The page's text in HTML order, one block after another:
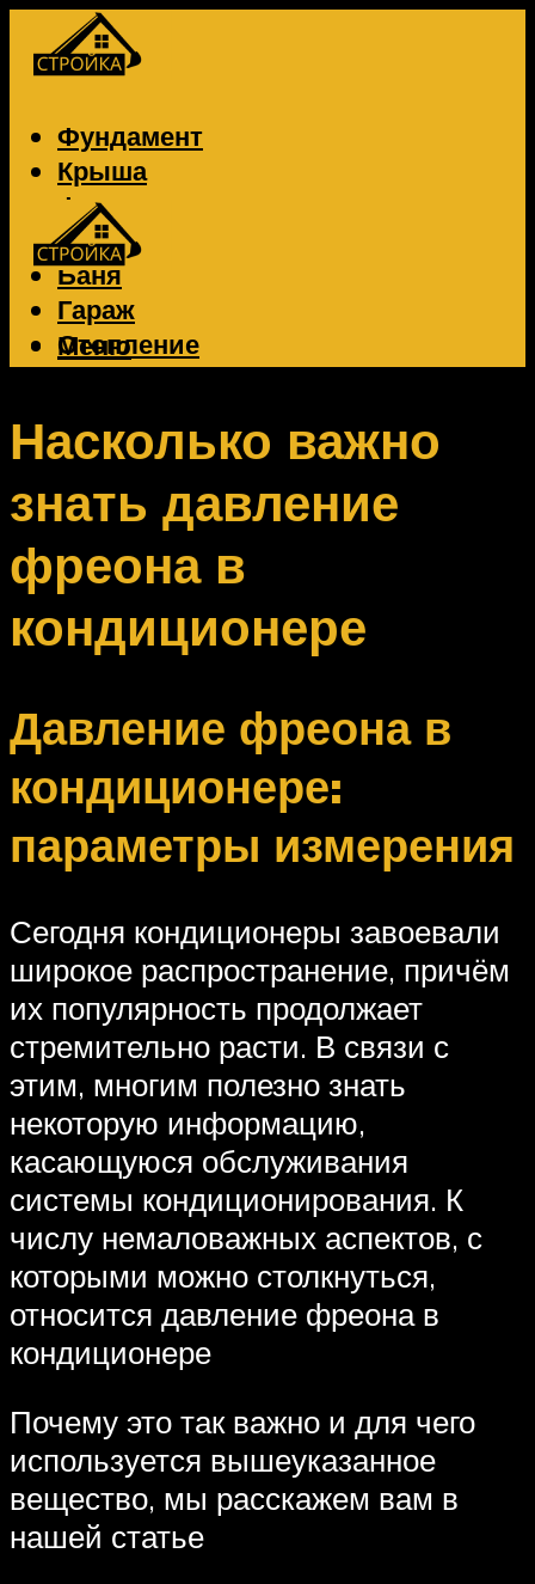
Фундамент
Крыша
Фасад
Забор
Баня
Гараж
Отопление
Вентиляция
Меню
Меню
Насколько важно
знать давление
фреона в
кондиционере
Давление фреона в
кондиционере:
параметры измерения
Сегодня кондиционеры завоевали
широкое распространение, причём
их популярность продолжает
стремительно расти. В связи с
этим, многим полезно знать
некоторую информацию,
касающуюся обслуживания
системы кондиционирования. К
числу немаловажных аспектов, с
которыми можно столкнуться,
относится давление фреона в
кондиционере
Почему это так важно и для чего
используется вышеуказанное
вещество, мы расскажем вам в
нашей статье